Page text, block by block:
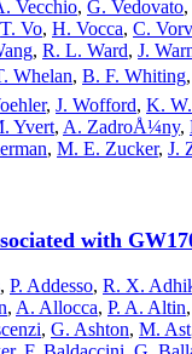
Vecchio, G. Vedovato,
T. Vo, H. Vocca, C.
, R. L. Ward, J.
Whelan, B. F. Whiting,
, J. Wofford, K.
Yvert, A. ZadroÅ¼ny,
, M. E. Zucker, J.
with
, P. Addesso, R. X.
, A. Allocca, P. A. Altin,
, G. Ashton, M. Ast